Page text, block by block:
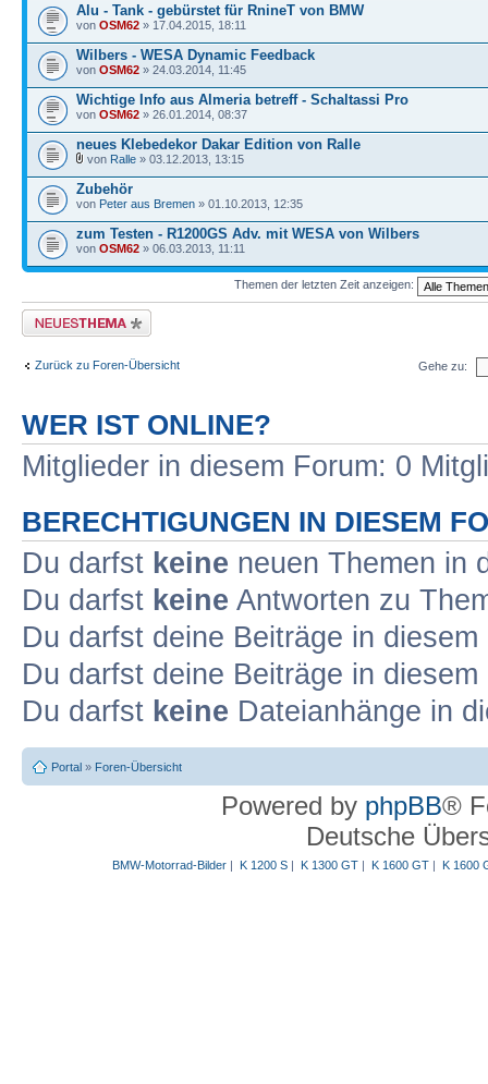
Alu - Tank - gebürstet für RnineT von BMW
von OSM62 » 17.04.2015, 18:11
Wilbers - WESA Dynamic Feedback
von OSM62 » 24.03.2014, 11:45
Wichtige Info aus Almeria betreff - Schaltassi Pro
von OSM62 » 26.01.2014, 08:37
neues Klebedekor Dakar Edition von Ralle
von Ralle » 03.12.2013, 13:15
Zubehör
von Peter aus Bremen » 01.10.2013, 12:35
zum Testen - R1200GS Adv. mit WESA von Wilbers
von OSM62 » 06.03.2013, 11:11
Themen der letzten Zeit anzeigen:
Neues Thema erstellen
Zurück zu Foren-Übersicht Gehe zu:
WER IST ONLINE?
Mitglieder in diesem Forum: 0
BERECHTIGUNGEN IN DIESEM
Du darfst keine neuen Themen in
Du darfst keine Antworten zu
Du darfst deine Beiträge in
Du darfst deine Beiträge in
Du darfst keine Dateianhänge in
Portal » Foren-Übersicht
Powered by phpBB®
Deutsche
BMW-Motorrad-Bilder| K 1200 S| K 1300 GT| K 1600 GT| K 1600